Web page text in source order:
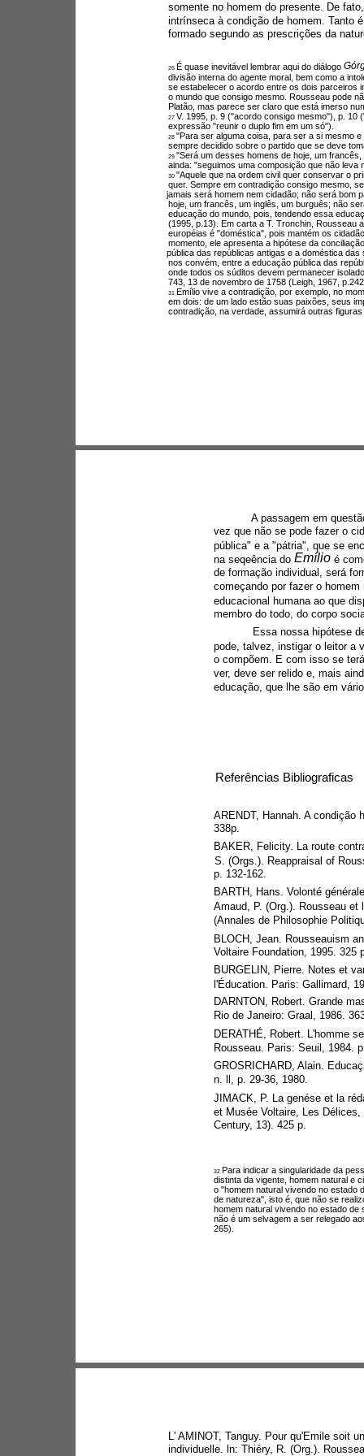
somente no homem do presente. De
intrínseca à condição de homem. Tanto
formado segundo as prescrições da
26 É quase inevitável lembrar aqui do diálogo
divisão interna do agente moral, bem como a
se estabelecer o acordo entre os dois parceiros
o mundo que consigo mesmo. Rousseau pode
Platão, mas parece ser claro que está imerso
27 V. 1995, p. 9 ("acordo consigo mesmo"), p.
expressão "reunir o duplo fim em um só").
28 "Para ser alguma coisa, para ser a si mesmo
sempre decidido sobre o partido que se deve
29 "Será um desses homens de hoje, um
ainda: "seguimos uma composição que não leva
30 "Aquele que na ordem civil quer conservar o
quer. Sempre em contradição consigo mesmo,
jamais será homem nem cidadão; não será bom
hoje, um francês, um inglês, um burguês; não
educação do mundo, pois, tendendo essa
(1995, p.13). Em carta a T. Tronchin, Rousseau
européias é "doméstica", pois mantém os
momento, ele apresenta a hipótese da
pública das repúblicas antigas e a doméstica
nos convém, entre a educação pública das
onde todos os súditos devem permanecer
743, 13 de novembro de 1758 (Leigh, 1967,
31 Emílio vive a contradição, por exemplo, no
em dois: de um lado estão suas paixões, seus
contradição, na verdade, assumirá outras
A passagem em
vez que não se pode fazer o
pública" e a "pátria", que se
na seqeência do Emílio é
de formação individual, será
começando por fazer o
educacional humana ao que
membro do todo, do corpo
Essa nossa hipótese
pode, talvez, instigar o leitor a
o compõem. E com isso se
ver, deve ser relido e, mais
educação, que lhe são em
Referências Bibliograficas
ARENDT, Hannah. A condição
338p.
BAKER, Felicity. La route
S. (Orgs.). Reappraisal of
p. 132-162.
BARTH, Hans. Volonté
Amaud, P. (Org.). Rousseau
(Annales de Philosophie
BLOCH, Jean. Rousseauism
Voltaire Foundation, 1995. 325
BURGELIN, Pierre. Notes et
l'Éducation. Paris: Gallimard,
DARNTON, Robert. Grande
Rio de Janeiro: Graal, 1986.
DERATHÉ, Robert. L'homme
Rousseau. Paris: Seuil, 1984.
GROSRICHARD, Alain.
n. ll, p. 29-36, 1980.
JIMACK, P. La genése et la
et Musée Voltaire, Les
Century, 13). 425 p.
32 Para indicar a singularidade da
distinta da vigente, homem natural e
o "homem natural vivendo no estado
de natureza", isto é, que não se
homem natural vivendo no estado
não é um selvagem a ser relegado
265).
L' AMINOT, Tanguy. Pour qu'Emile soit
individuelle. ln: Thiéry, R. (Org.).